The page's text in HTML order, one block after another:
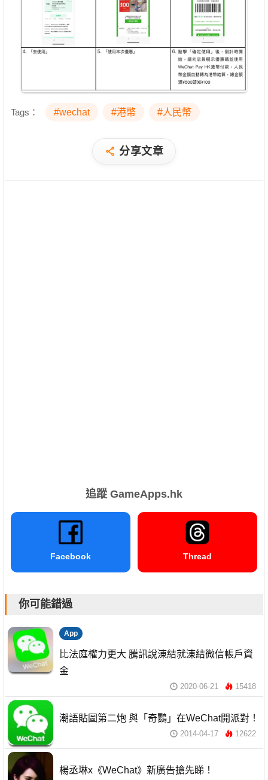
Tags： #wechat #港幣 #人民幣
分享文章
追蹤 GameApps.hk
Facebook Thread
你可能錯過
App
比法庭權力更大 騰訊說涷結就涷結微信帳戶資
金
2020-06-21 15418
潮語貼圖第二炮 與「奇鸚」在WeChat開派對！
2014-04-17 12622
楊丞琳x《WeChat》新廣告搶先睇！